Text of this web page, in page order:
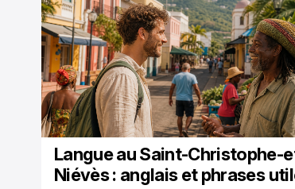
Langue au Saint-Christophe-
Niévès : anglais et phrases